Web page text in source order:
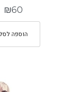
₪60
הוספה